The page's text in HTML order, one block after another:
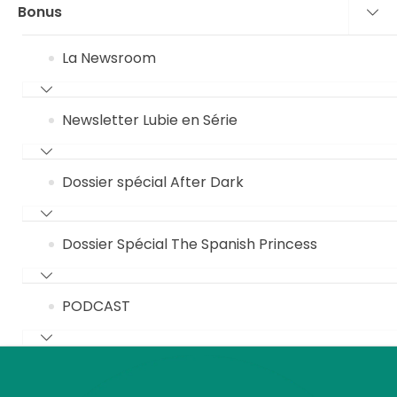
Bonus
La Newsroom
Newsletter Lubie en Série
Dossier spécial After Dark
Dossier Spécial The Spanish Princess
PODCAST